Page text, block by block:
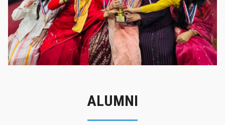
ALUMNI